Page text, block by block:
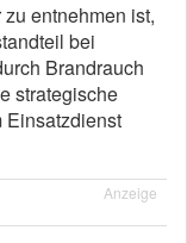
entnehmen ist,
bei
Brandrauch
strategische
Einsatzdienst
Anzeige